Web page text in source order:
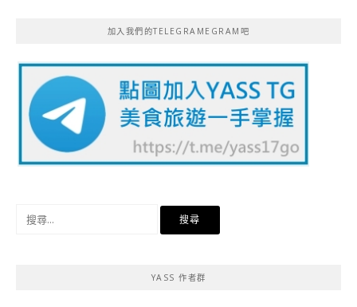
加入我們的TELEGRAMEGRAM吧
YASS 作者群